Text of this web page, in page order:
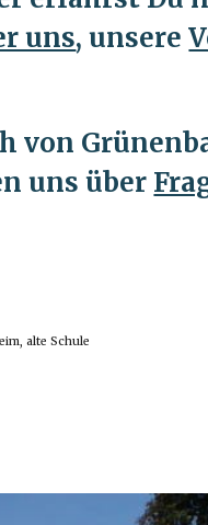
uns,unsere
von
uns über
alte Schule